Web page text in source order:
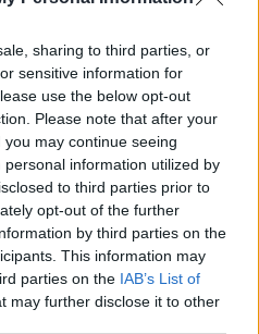
sharing to third parties, or
sensitive information for
use the below opt-out
Please note that after your
may continue seeing
information utilized by
to third parties prior to
opt-out of the further
by third parties on the
This information may
parties on the IAB’s List of
may further disclose it to other
parknál
áttörve heves
mindkét oldal vegyi
füstbombákat dobált a
szélsőjobboldali tüntetőt
el. A rendőrök kezéből
Virginia vezetői helyi idő
(magyar idő szerint 17
hirdettek Charlottesville-
nemzeti gárdát, hogy